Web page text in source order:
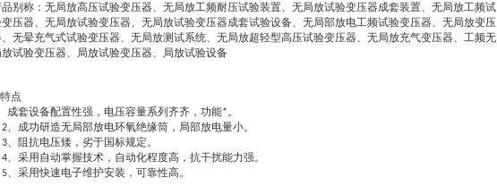
品别称：无局放高压试验变压器、无局放工频耐压试验装置、无局放试验变压器成套装置、无局放工频试
变压器、无局放试验变压器、无局放试验变压器成套试验设备、无局部放电工频试验变压器、无局放变压
、无晕充气式试验变压器、无局放测试系统、无局放超轻型高压试验变压器、无局放充气变压器、工频无
放试验变压器、局放试验变压器、局放试验设备
特点
成套设备配置性强，电压容量系列齐齐，功能*。
成功研造无局部放电环氧绝缘筒，局部放电量小。
阻抗电压矮，劣于国标规定。
采用自动掌握技术，自动化程度高，抗干扰能力强。
采用快速电子维护安装，可靠性高。